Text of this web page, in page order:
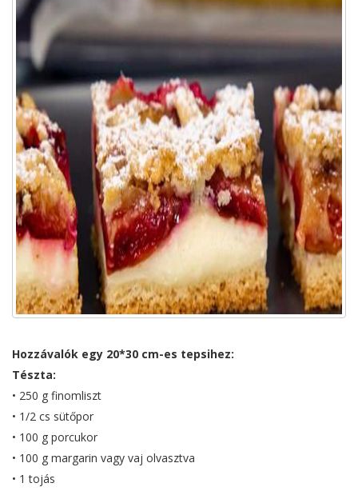
Hozzávalók egy 20*30 cm-es tepsihez:
Tészta:
• 250 g finomliszt
• 1/2 cs sütőpor
• 100 g porcukor
• 100 g margarin vagy vaj olvasztva
• 1 tojás